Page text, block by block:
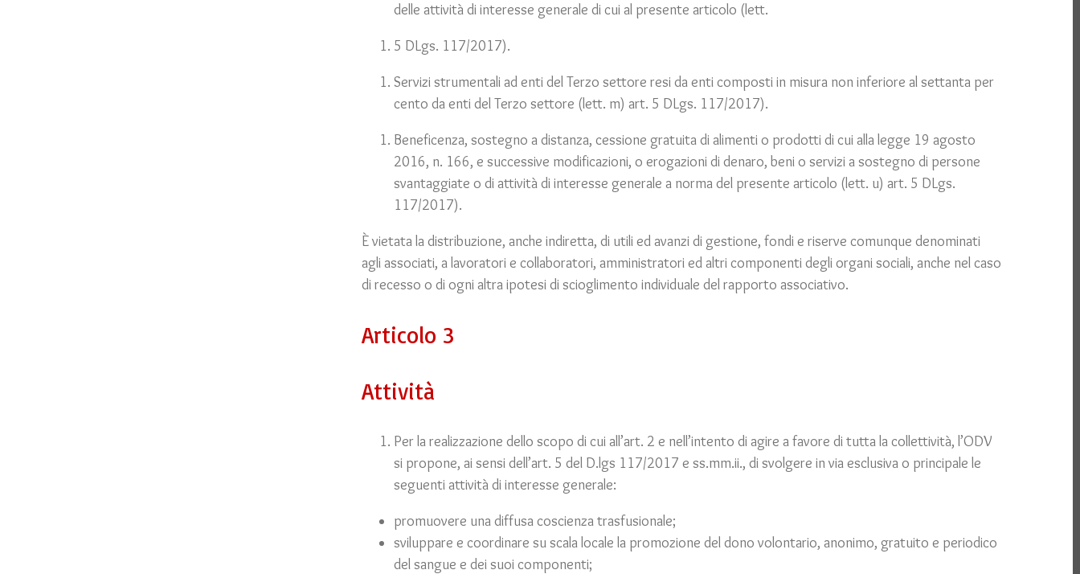
delle attività di interesse generale di cui al presente articolo (lett.
5 DLgs. 117/2017).
Servizi strumentali ad enti del Terzo settore resi da enti composti in misura non inferiore al settanta per
cento da enti del Terzo settore (lett. m) art. 5 DLgs. 117/2017).
Beneficenza, sostegno a distanza, cessione gratuita di alimenti o prodotti di cui alla legge 19 agosto
2016, n. 166, e successive modificazioni, o erogazioni di denaro, beni o servizi a sostegno di persone
svantaggiate o di attività di interesse generale a norma del presente articolo (lett. u) art. 5 DLgs.
117/2017).
È vietata la distribuzione, anche indiretta, di utili ed avanzi di gestione, fondi e riserve comunque denominati
agli associati, a lavoratori e collaboratori, amministratori ed altri componenti degli organi sociali, anche nel caso
di recesso o di ogni altra ipotesi di scioglimento individuale del rapporto associativo.
Articolo 3
Attività
Per la realizzazione dello scopo di cui all’art. 2 e nell’intento di agire a favore di tutta la collettività, l’ODV
si propone, ai sensi dell’art. 5 del D.lgs 117/2017 e ss.mm.ii., di svolgere in via esclusiva o principale le
seguenti attività di interesse generale:
promuovere una diffusa coscienza trasfusionale;
sviluppare e coordinare su scala locale la promozione del dono volontario, anonimo, gratuito e periodico
del sangue e dei suoi componenti;